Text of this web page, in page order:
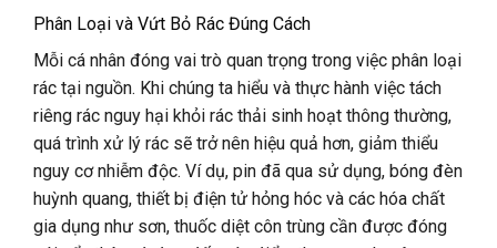
Phân Loại và Vứt Bỏ Rác Đúng Cách
Mỗi cá nhân đóng vai trò quan trọng trong việc phân loại
rác tại nguồn. Khi chúng ta hiểu và thực hành việc tách
riêng rác nguy hại khỏi rác thải sinh hoạt thông thường,
quá trình xử lý rác sẽ trở nên hiệu quả hơn, giảm thiểu
nguy cơ nhiễm độc. Ví dụ, pin đã qua sử dụng, bóng đèn
huỳnh quang, thiết bị điện tử hỏng hóc và các hóa chất
gia dụng như sơn, thuốc diệt côn trùng cần được đóng